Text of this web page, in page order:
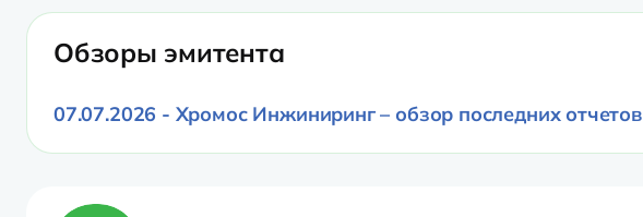
Обзоры эмитента
07.07.2026 - Хромос Инжиниринг – обзор последних отчетов